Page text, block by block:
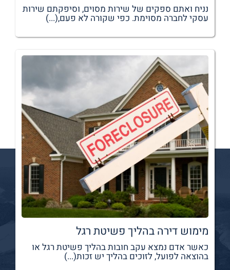
נניח ואתם ספקים של שירות מסוים, וסיפקתם שירות
עסקי לחברה מסוימת. כפי שקורה לא פעם,(...)
מימוש דירה בהליך פשיטת רגל
כאשר אדם נמצא עקב חובות בהליך פשיטת רגל או
בהוצאה לפועל, לזוכים בהליך יש זכות(...)